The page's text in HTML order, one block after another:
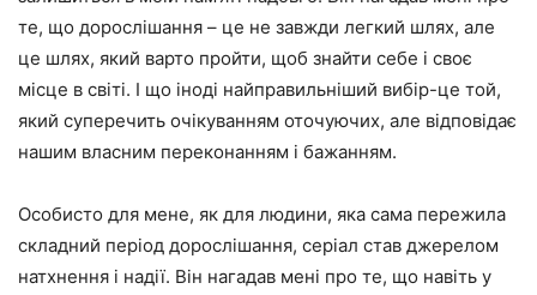
те, що дорослішання – це не завжди легкий шлях, але
це шлях, який варто пройти, щоб знайти себе і своє
місце в світі. І що іноді найправильніший вибір-це той,
який суперечить очікуванням оточуючих, але відповідає
нашим власним переконанням і бажанням.
Особисто для мене, як для людини, яка сама пережила
складний період дорослішання, серіал став джерелом
натхнення і надії. Він нагадав мені про те, що навіть у